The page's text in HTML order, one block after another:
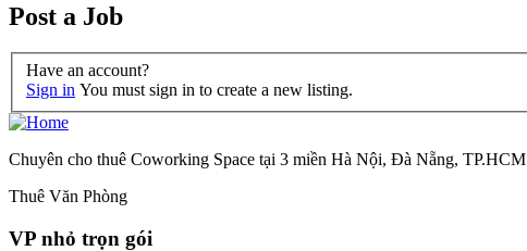
Post a Job
Have an account?
Sign in You must sign in to create a new listing.
Chuyên cho thuê Coworking Space tại 3 miền Hà Nội, Đà Nẵng, TP.HCM
Thuê Văn Phòng
VP nhỏ trọn gói